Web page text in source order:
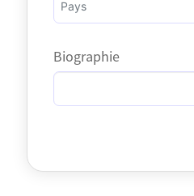
Biographie